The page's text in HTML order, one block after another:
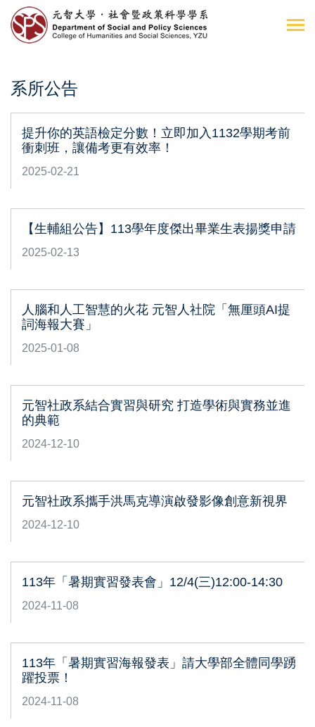
系所公告
提升你的英語檢定分數！立即加入1132學期考前
衝刺班，讓備考更有效率！
2025-02-21
【生輔組公告】113學年度傑出畢業生表揚獎申請
2025-02-13
人腦和人工智慧的火花 元智人社院「無厘頭AI提
詞海報大賽」
2025-01-08
元智社政系結合實習與研究 打造學術與實務並進
的典範
2024-12-10
元智社政系攜手洪馬克導演啟發影像創意新視界
2024-12-10
113年「暑期實習發表會」12/4(三)12:00-14:30
2024-11-08
113年「暑期實習海報發表」請大學部全體同學踴
躍投票！
2024-11-08